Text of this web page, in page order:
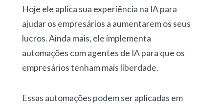
Hoje ele aplica sua experiência na IA para
ajudar os empresários a aumentarem os seus
lucros. Ainda mais, ele implementa
automações com agentes de IA para que os
empresários tenham mais liberdade.
Essas automações podem ser aplicadas em